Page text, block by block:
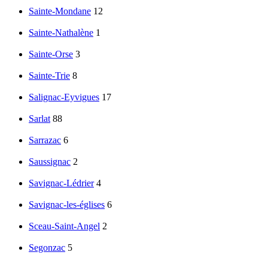
Sainte-Mondane 12
Sainte-Nathalène 1
Sainte-Orse 3
Sainte-Trie 8
Salignac-Eyvigues 17
Sarlat 88
Sarrazac 6
Saussignac 2
Savignac-Lédrier 4
Savignac-les-églises 6
Sceau-Saint-Angel 2
Segonzac 5